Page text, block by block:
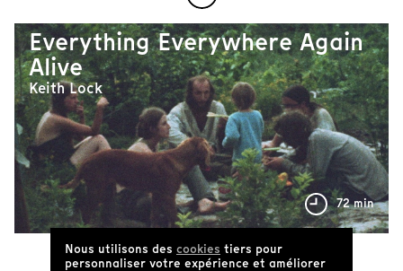
Everything Everywhere Again
Alive
Keith Lock
72 min
Nous utilisons des cookies tiers pour
personnaliser votre expérience et améliorer